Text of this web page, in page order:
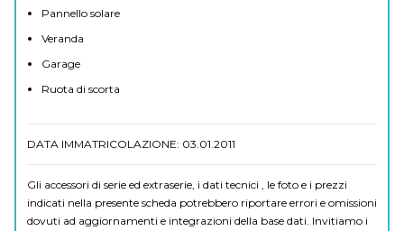
Pannello solare
Veranda
Garage
Ruota di scorta
DATA IMMATRICOLAZIONE: 03.01.2011
Gli accessori di serie ed extraserie, i dati tecnici , le foto e i prezzi
indicati nella presente scheda potrebbero riportare errori e omissioni
dovuti ad aggiornamenti e integrazioni della base dati. Invitiamo i